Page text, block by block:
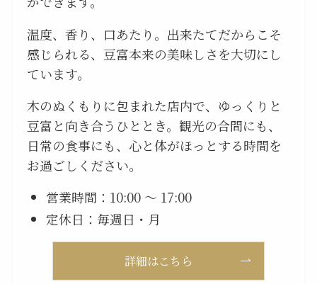
温度、香り、口あたり。出来たてだからこそ
感じられる、豆富本来の美味しさを大切にし
ています。
木のぬくもりに包まれた店内で、ゆっくりと
豆富と向き合うひととき。観光の合間にも、
日常の食事にも、心と体がほっとする時間を
お過ごしください。
営業時間：10:00 ～ 17:00
定休日：毎週日・月
詳細はこちら